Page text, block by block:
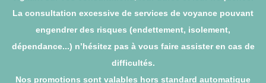
La consultation excessive de services de voyance pouvant
engendrer des risques (endettement, isolement,
dépendance...) n’hésitez pas à vous faire assister en cas de
difficultés.
Nos promotions sont valables hors standard automatique